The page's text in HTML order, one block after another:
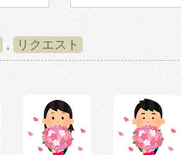
, リクエスト